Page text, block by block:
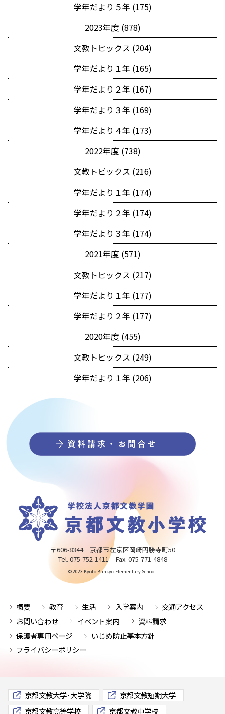
学年だより５年 (175)
2023年度 (878)
文教トピックス (204)
学年だより１年 (165)
学年だより２年 (167)
学年だより３年 (169)
学年だより４年 (173)
2022年度 (738)
文教トピックス (216)
学年だより１年 (174)
学年だより２年 (174)
学年だより３年 (174)
2021年度 (571)
文教トピックス (217)
学年だより１年 (177)
学年だより２年 (177)
2020年度 (455)
文教トピックス (249)
学年だより１年 (206)
〒606-8344 京都市左京区岡崎円勝寺町50
Tel. 075-752-1411 Fax. 075-771-4848
© 2023 Kyoto Bunkyo Elementary School.
概要 教育 生活 入学案内
交通アクセス
お問い合わせ
イベント案内
資料請求
保護者専用ページ
いじめ防止基本方針
プライバシーポリシー
京都文教大学･大学院
京都文教短期大学
京都文教高等学校
京都文教中学校